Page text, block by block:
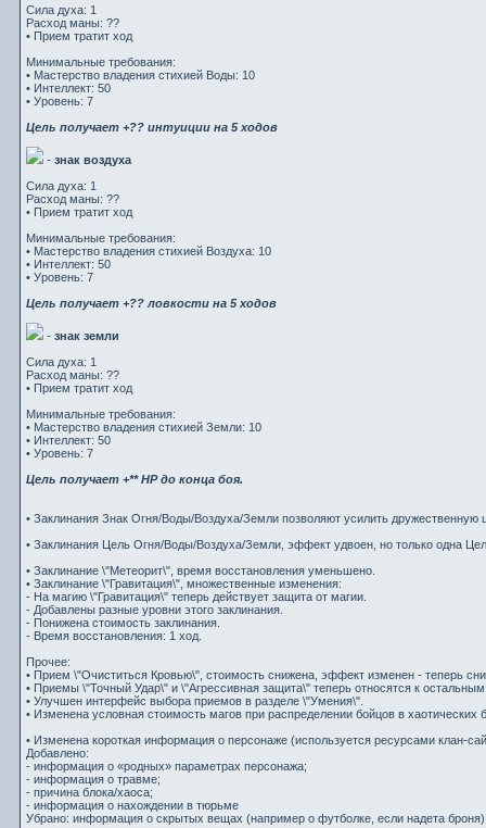
Сила духа: 1
Расход маны: ??
• Прием тратит ход
Минимальные требования:
• Мастерство владения стихией Воды: 10
• Интеллект: 50
• Уровень: 7
Цель получает +?? интуиции на 5 ходов
- знак воздуха
Сила духа: 1
Расход маны: ??
• Прием тратит ход
Минимальные требования:
• Мастерство владения стихией Воздуха: 10
• Интеллект: 50
• Уровень: 7
Цель получает +?? ловкости на 5 ходов
- знак земли
Сила духа: 1
Расход маны: ??
• Прием тратит ход
Минимальные требования:
• Мастерство владения стихией Земли: 10
• Интеллект: 50
• Уровень: 7
Цель получает +** HP до конца боя.
• Заклинания Знак Огня/Воды/Воздуха/Земли позволяют усилить дружественную
• Заклинания Цель Огня/Воды/Воздуха/Земли, эффект удвоен, но только одна
• Заклинание \"Метеорит\", время восстановления уменьшено.
• Заклинание \"Гравитация\", множественные изменения:
- На магию \"Гравитация\" теперь действует защита от магии.
- Добавлены разные уровни этого заклинания.
- Понижена стоимость заклинания.
- Время восстановления: 1 ход.
Прочее:
• Прием \"Очиститься Кровью\", стоимость снижена, эффект изменен - теперь
• Приемы \"Точный Удар\" и \"Агрессивная защита\" теперь относятся к
• Улучшен интерфейс выбора приемов в разделе \"Умения\".
• Изменена условная стоимость магов при распределении бойцов в хаотических
• Изменена короткая информация о персонаже (используется ресурсами клан-
Добавлено:
- информация о «родных» параметрах персонажа;
- информация о травме;
- причина блока/хаоса;
- информация о нахождении в тюрьме
Убрано: информация о скрытых вещах (например о футболке, если надета броня)